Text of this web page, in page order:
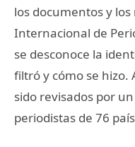
los documentos y
Internacional de
se desconoce la
filtró y cómo se hizo.
sido revisados por
periodistas de 76